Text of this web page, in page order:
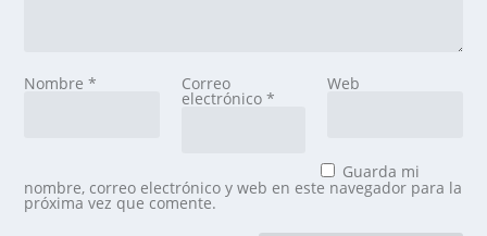
Nombre* Correo
electrónico *
Web
Guarda mi
nombre, correo electrónico y web en este navegador para la
próxima vez que comente.